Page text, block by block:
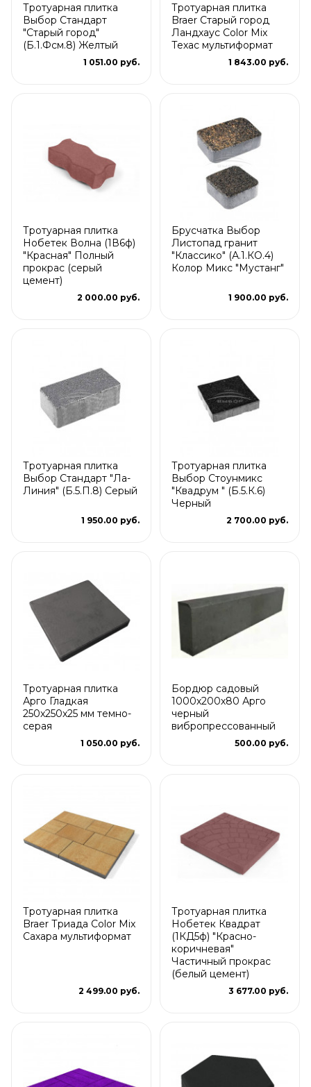
Тротуарная плитка
Выбор Стандарт
"Старый город"
(Б.1.Фсм.8) Желтый
1 051.00 руб.
Тротуарная плитка
Braer Старый город
Ландхаус Color Mix
Техас мультиформат
1 843.00 руб.
Тротуарная плитка
Нобетек Волна (1В6ф)
"Красная" Полный
прокрас (серый
цемент)
2 000.00 руб.
Брусчатка Выбор
Листопад гранит
"Классико" (А.1.КО.4)
Колор Микс "Мустанг"
1 900.00 руб.
Тротуарная плитка
Выбор Стандарт "Ла-
Линия" (Б.5.П.8) Серый
1 950.00 руб.
Тротуарная плитка
Выбор Стоунмикс
"Квадрум " (Б.5.К.6)
Черный
2 700.00 руб.
Тротуарная плитка
Арго Гладкая
250x250x25 мм темно-
серая
1 050.00 руб.
Бордюр садовый
1000х200х80 Арго
черный
вибропрессованный
500.00 руб.
Тротуарная плитка
Braer Триада Color Mix
Сахара мультиформат
2 499.00 руб.
Тротуарная плитка
Нобетек Квадрат
(1КД5ф) "Красно-
коричневая"
Частичный прокрас
(белый цемент)
3 677.00 руб.